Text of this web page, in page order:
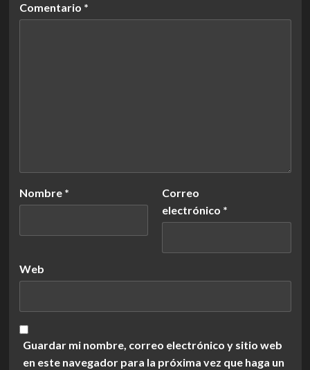
Comentario *
Nombre *
Correo
electrónico *
Web
Guardar mi nombre, correo electrónico y sitio web
en este navegador para la próxima vez que haga un